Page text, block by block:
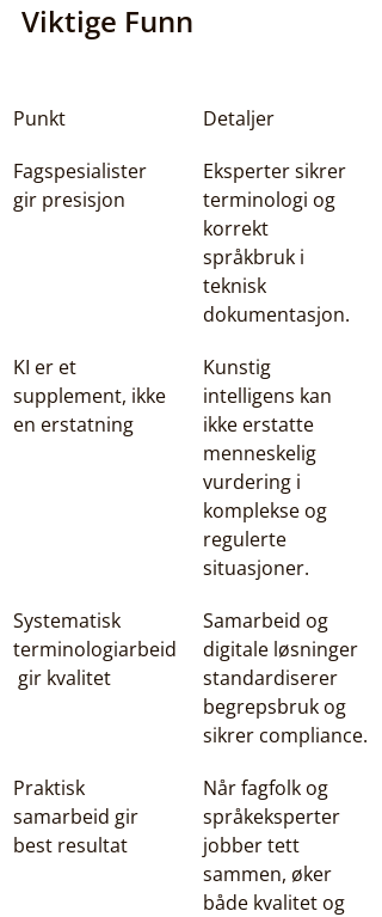
Viktige Funn
Punkt
Detaljer
Fagspesialister
gir presisjon
Eksperter sikrer
terminologi og
korrekt
språkbruk i
teknisk
dokumentasjon.
KI er et
supplement, ikke
en erstatning
Kunstig
intelligens kan
ikke erstatte
menneskelig
vurdering i
komplekse og
regulerte
situasjoner.
Systematisk
terminologiarbeid
gir kvalitet
Samarbeid og
digitale løsninger
standardiserer
begrepsbruk og
sikrer compliance.
Praktisk
samarbeid gir
best resultat
Når fagfolk og
språkeksperter
jobber tett
sammen, øker
både kvalitet og